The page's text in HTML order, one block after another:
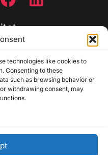
technologies like cookies to
Consenting to these
such as browsing behavior or
withdrawing consent, may
policy
| Tipsa